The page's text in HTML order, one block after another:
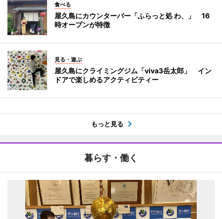
食べる
屋久島にカウンターバー「ふらっと処 わ、」 16
時オープンが特徴
見る・遊ぶ
屋久島にクライミングジム「viva3岳太郎」 イン
ドアで楽しめるアクティビティー
もっと見る
暮らす・働く